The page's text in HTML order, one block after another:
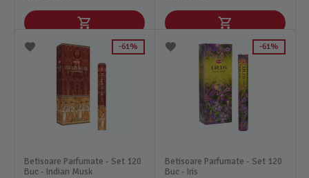
61%
Betisoare Parfumate - Set 120
Buc - Indian Musk
61%
Betisoare Parfumate - Set 120
Buc - Iris